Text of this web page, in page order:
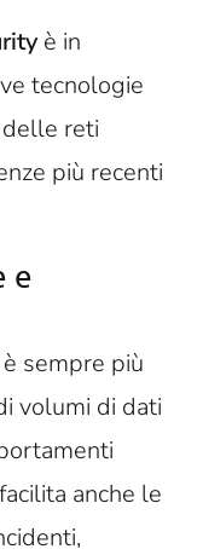
è in
tecnologie
reti
più recenti
e
è sempre più
volumi di dati
anche le